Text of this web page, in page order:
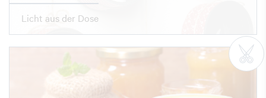
Licht aus der Dose